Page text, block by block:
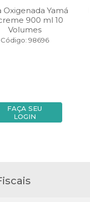
Oxigenada Yamá
900 ml 10
Volumes
Código: 98696
FAÇA SEU
LOGIN